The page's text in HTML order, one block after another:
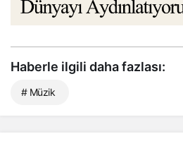
Haberle ilgili daha fazlası:
# Müzik